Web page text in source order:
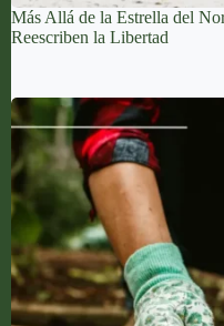
Más Allá de la Estrella del
Reescriben la Libertad